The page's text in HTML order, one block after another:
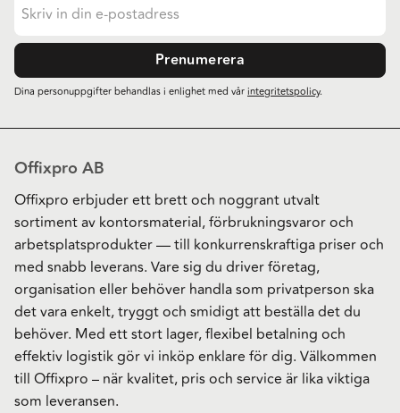
Prenumerera
Dina personuppgifter behandlas i enlighet med vårintegritetspolicy.
Offixpro AB
Offixpro erbjuder ett brett och noggrant utvalt
sortiment av kontorsmaterial, förbrukningsvaror och
arbetsplatsprodukter — till konkurrenskraftiga priser och
med snabb leverans. Vare sig du driver företag,
organisation eller behöver handla som privatperson ska
det vara enkelt, tryggt och smidigt att beställa det du
behöver. Med ett stort lager, flexibel betalning och
effektiv logistik gör vi inköp enklare för dig. Välkommen
till Offixpro – när kvalitet, pris och service är lika viktiga
som leveransen.